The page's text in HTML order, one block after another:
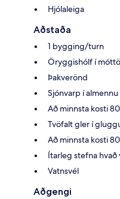
Hjólaleiga
Aðstaða
1 bygging/turn
Öryggishólf í
Þakverönd
Sjónvarp í
Að minnsta kosti
Tvöfalt gler í
Að minnsta kosti
Ítarleg stefna
Vatnsvél
Aðgengi